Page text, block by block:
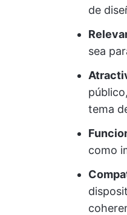
de
sea
tema
como